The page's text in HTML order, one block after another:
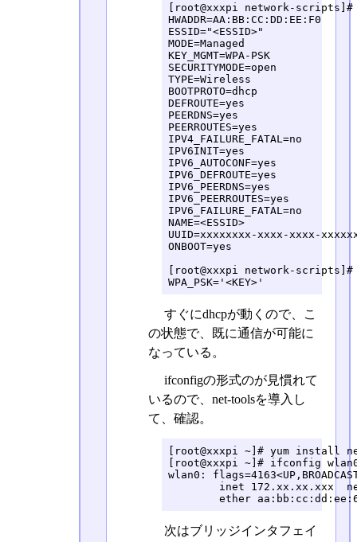
[root@xxxpi network-
HWADDR=AA:BB:CC:DD:EE:F0
ESSID="<ESSID>"
MODE=Managed
KEY_MGMT=WPA-PSK
SECURITYMODE=open
TYPE=Wireless
BOOTPROTO=dhcp
DEFROUTE=yes
PEERDNS=yes
PEERROUTES=yes
IPV4_FAILURE_FATAL=no
IPV6INIT=yes
IPV6_AUTOCONF=yes
IPV6_DEFROUTE=yes
IPV6_PEERDNS=yes
IPV6_PEERROUTES=yes
IPV6_FAILURE_FATAL=no
NAME=<ESSID>
UUID=xxxxxxxx-xxxx-xxxx-
ONBOOT=yes
[root@xxxpi network-scripts]#
WPA_PSK='<KEY>'
すぐにdhcpが動くので、こ
の状態で、既に通信が可能に
なっている。
ifconfigの形式のが見慣れて
いるので、net-toolsを導入し
て、確認。
[root@xxxpi ~]# yum install
[root@xxxpi ~]# ifconfig
wlan0:
inet 172.xx.xx.xxx
ether
次はブリッジインタフェイ